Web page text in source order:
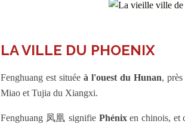
LA VILLE DU PHOENIX
Fenghuang est située à l'ouest du Hunan,
Miao et Tujia du Xiangxi.
Fenghuang 凤凰 signifie Phénixen chinois, et